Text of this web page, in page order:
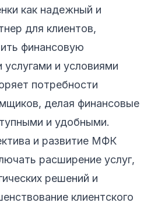
как надежный и
для клиентов,
финансовую
и условиями
потребности
делая финансовые
и удобными.
и развитие МФК
расширение услуг,
решений и
клиентского